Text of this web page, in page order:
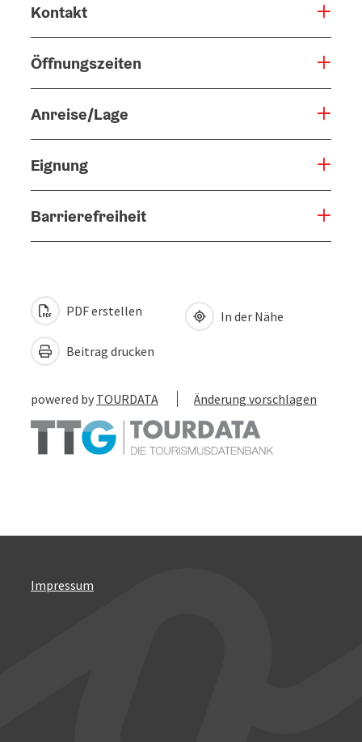
Kontakt
Öffnungszeiten
Anreise/Lage
Eignung
Barrierefreiheit
PDF erstellen
Beitrag drucken
In der Nähe
powered by TOURDATA Änderung vorschlagen
Impressum